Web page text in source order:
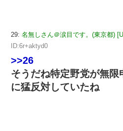
29: 名無しさん＠涙目です。(東京都)
ID:6r+aktyd0
>>26
そうだね特定野党が無
に猛反対していたね